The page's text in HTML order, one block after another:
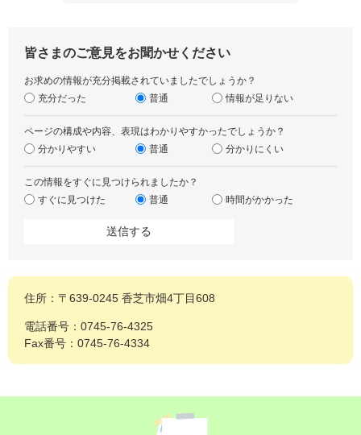
皆さまのご意見をお聞かせください
お求めの情報が充分掲載されていましたでしょうか？
充分だった
普通 情報が足りない
ページの構成や内容、表現はわかりやすかったでしょうか？
分かりやすい
普通 分かりにくい
この情報をすぐに見つけられましたか？
すぐに見つけた
普通 時間がかかった
住所：〒639-0245 香芝市畑4丁目608
電話番号：0745-76-4325
Fax番号：0745-76-4334